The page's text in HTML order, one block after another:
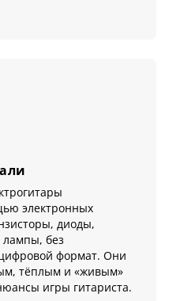
электронных
диоды,
без
формат. Они
тёплым и «живым»
игры гитариста.